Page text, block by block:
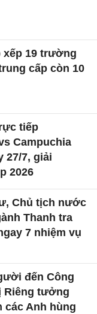
xếp 19 trường
cấp còn 10
tiếp
Campuchia
27/7, giải
2026
Chủ tịch nước
Thanh tra
7 nhiệm vụ
đến Công
Riêng tưởng
các Anh hùng